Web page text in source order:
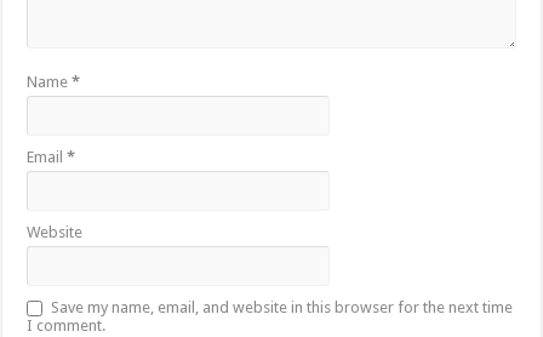
Name*
Email*
Website
Save my name, email, and website in this browser for the next time
I comment.